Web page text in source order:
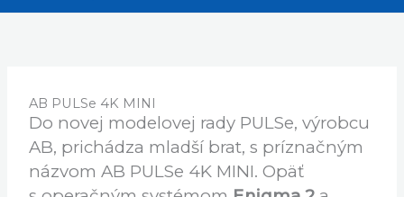
Domov Produkty AB PULSe 4K MINI